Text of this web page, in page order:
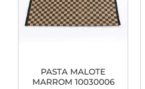
PASTA MALOTE
MARROM 10030006